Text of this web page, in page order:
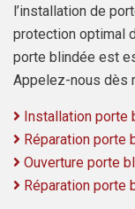
l’installation de
protection optimal
porte blindée est
Appelez-nous dès
Installation porte
Réparation porte
Ouverture porte
Réparation porte